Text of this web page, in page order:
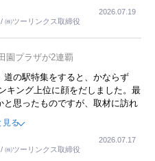
㈱ツーリンクス取締役
2026.07.19
園プラザが2連覇
の駅特集をすると、かならず
キング上位に顔をだしました。最
思ったものですが、取材に訪れ
、興味深い話が次々が飛び出しま
出すことが２つあります。一つ
見学させ、サービス業、接客業
す。 もう一つは1800円もする
見る
㈱ツーリンクス取締役
2026.07.17